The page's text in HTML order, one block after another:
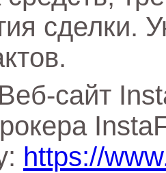
сделки.
сайт
https://